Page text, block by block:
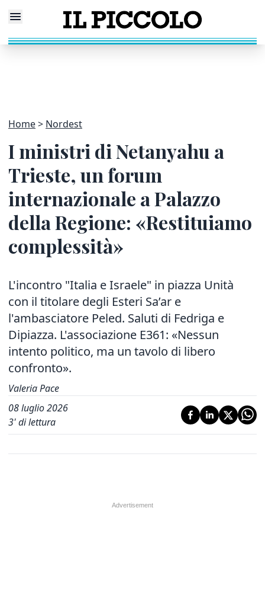
Home Nordest
I ministri di Netanyahu a
Trieste, un forum
internazionale a Palazzo
della Regione: «Restituiamo
complessità»
L'incontro "Italia e Israele" in piazza Unità
con il titolare degli Esteri Sa’ar e
l'ambasciatore Peled. Saluti di Fedriga e
Dipiazza. L'associazione E361: «Nessun
intento politico, ma un tavolo di libero
confronto».
Valeria Pace
08 luglio 2026
3' di lettura